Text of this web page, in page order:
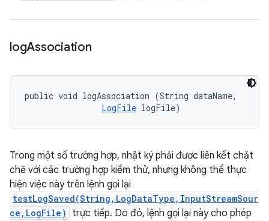
logAssociation
public void logAssociation (String dataName,
LogFile logFile)
Trong một số trường hợp, nhật ký phải được liên kết chặt
chẽ với các trường hợp kiểm thử, nhưng không thể thực
hiện việc này trên lệnh gọi lại
testLogSaved(String,LogDataType,InputStreamSour
ce,LogFile)
trực tiếp. Do đó, lệnh gọi lại này cho phép